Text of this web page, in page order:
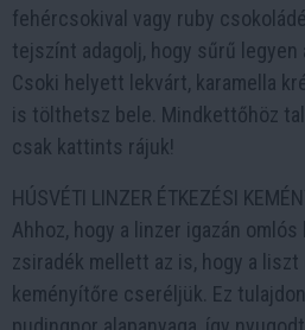
fehércsokival vagy ruby
tejszínt adagolj, hogy sűrű legyen
Csoki helyett lekvárt, karamella
is tölthetsz bele. Mindkettőhöz
csak kattints rájuk!
HÚSVÉTI LINZER ÉTKEZÉSI
Ahhoz, hogy a linzer igazán
zsiradék mellett az is, hogy a
keményítőre cseréljük. Ez